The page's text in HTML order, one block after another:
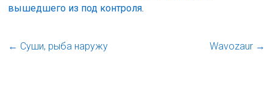
вышедшего из под контроля.
← Суши, рыба наружу Wavozaur →